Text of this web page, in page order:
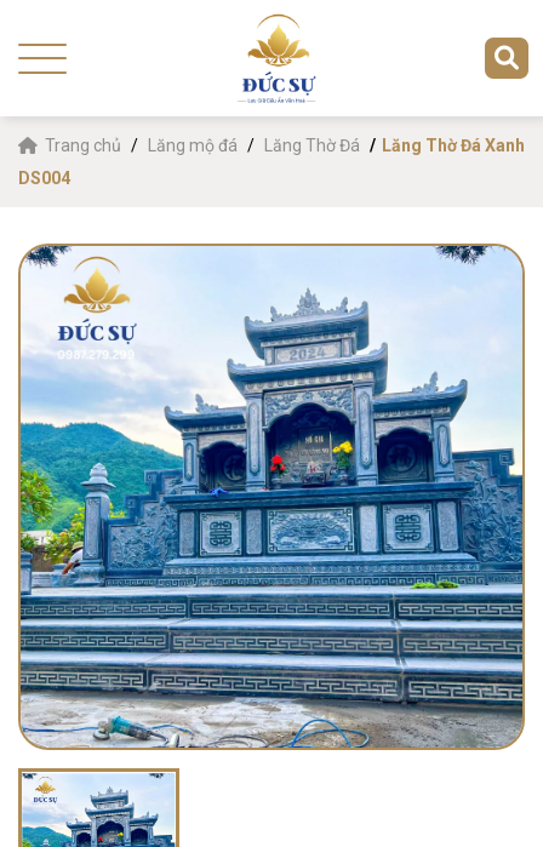
Trang chủ Lăng mộ đá Lăng Thờ Đá
Lăng Thờ Đá Xanh
DS004